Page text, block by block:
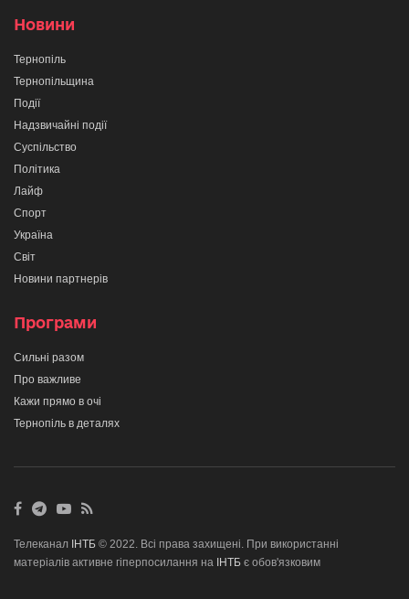
Новини
Тернопіль
Тернопільщина
Події
Надзвичайні події
Суспільство
Політика
Лайф
Спорт
Україна
Світ
Новини партнерів
Програми
Сильні разом
Про важливе
Кажи прямо в очі
Тернопіль в деталях
Телеканал ІНТБ © 2022. Всі права захищені. При використанні
матеріалів активне гіперпосилання на ІНТБ є обов'язковим